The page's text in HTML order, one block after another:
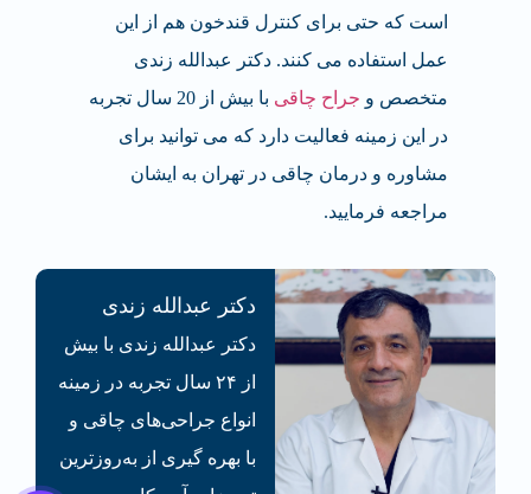
است که حتی برای کنترل قندخون هم از این
عمل استفاده می کنند. دکتر عبدالله زندی
متخصص و جراح چاقی
با بیش از 20 سال تجربه
در این زمینه فعالیت دارد که می توانید برای
مشاوره و درمان چاقی در تهران به ایشان
مراجعه فرمایید.
دکتر عبدالله زندی
دکتر عبدالله زندی با بیش
از ۲۴ سال تجربه در زمینه
انواع جراحی‌های چاقی و
با بهره گیری از به‌روزترین